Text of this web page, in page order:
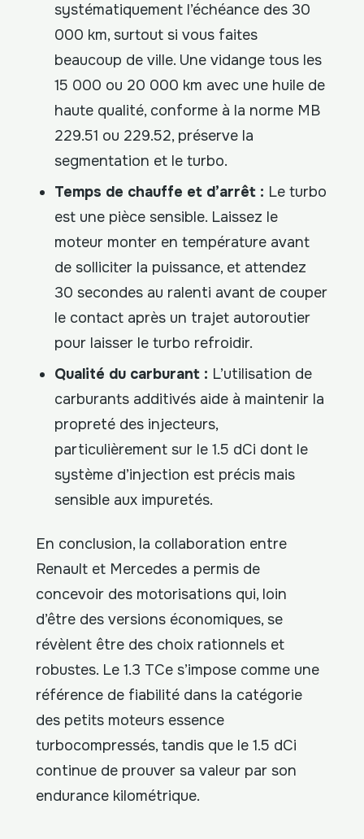
systématiquement l’échéance des 30
000 km, surtout si vous faites
beaucoup de ville. Une vidange tous les
15 000 ou 20 000 km avec une huile de
haute qualité, conforme à la norme MB
229.51 ou 229.52, préserve la
segmentation et le turbo.
Temps de chauffe et d’arrêt : Le turbo
est une pièce sensible. Laissez le
moteur monter en température avant
de solliciter la puissance, et attendez
30 secondes au ralenti avant de couper
le contact après un trajet autoroutier
pour laisser le turbo refroidir.
Qualité du carburant : L’utilisation de
carburants additivés aide à maintenir la
propreté des injecteurs,
particulièrement sur le 1.5 dCi dont le
système d’injection est précis mais
sensible aux impuretés.
En conclusion, la collaboration entre
Renault et Mercedes a permis de
concevoir des motorisations qui, loin
d’être des versions économiques, se
révèlent être des choix rationnels et
robustes. Le 1.3 TCe s’impose comme une
référence de fiabilité dans la catégorie
des petits moteurs essence
turbocompressés, tandis que le 1.5 dCi
continue de prouver sa valeur par son
endurance kilométrique.